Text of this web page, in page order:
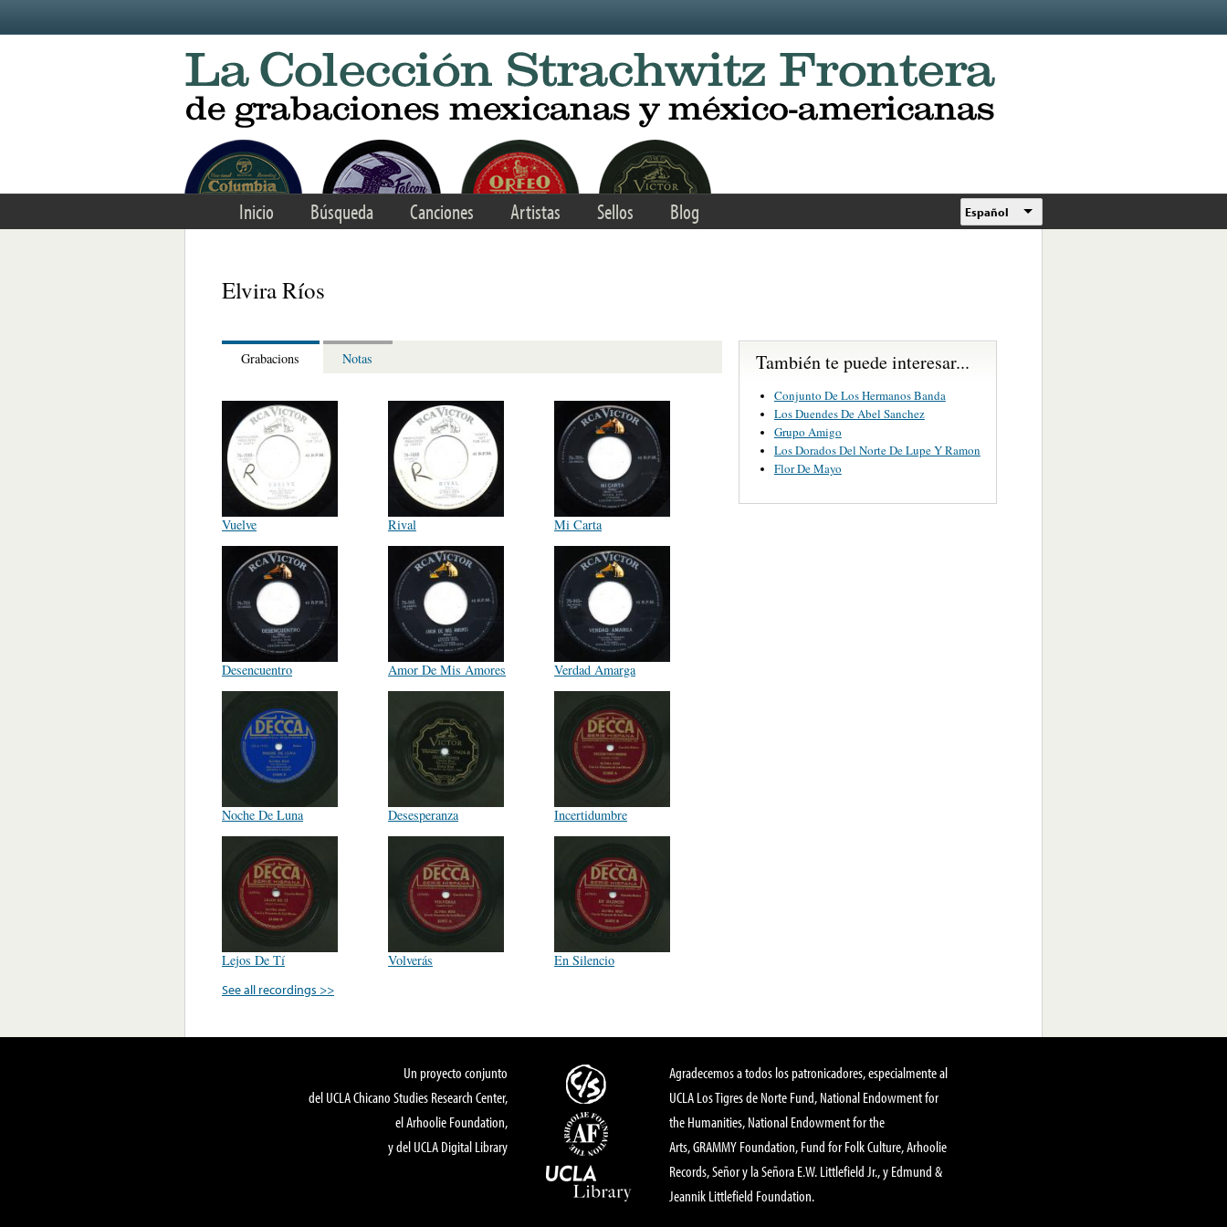
Inicio Búsqueda Canciones Artistas Sellos Blog Español
Elvira Ríos
Grabacions Notas
Vuelve Rival Mi Carta
Desencuentro Amor De Mis Amores Verdad Amarga
Noche De Luna Desesperanza Incertidumbre
Lejos De Tí Volverás
En Silencio
See all recordings >>
También te puede interesar...
Conjunto De Los Hermanos Banda
Los Duendes De Abel Sanchez
Grupo Amigo
Los Dorados Del Norte De Lupe Y Ramon
Flor De Mayo
Un proyecto conjunto
del UCLA Chicano Studies Research Center,
el Arhoolie Foundation,
y del UCLA Digital Library
Agradecemos a todos los patronicadores, especialmente al
UCLA Los Tigres de Norte Fund, National Endowment for
the Humanities, National Endowment for the
Arts, GRAMMY Foundation, Fund for Folk Culture, Arhoolie
Records, Señor y la Señora E.W. Littlefield Jr., y Edmund &
Jeannik Littlefield Foundation.